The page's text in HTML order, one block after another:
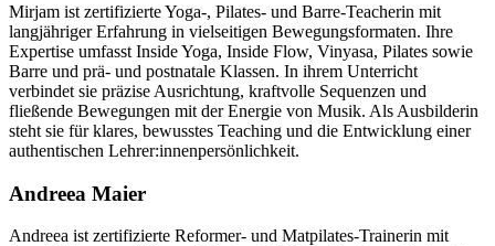
Mirjam ist zertifizierte Yoga-, Pilates- und Barre-Teacherin mit
langjähriger Erfahrung in vielseitigen Bewegungsformaten. Ihre
Expertise umfasst Inside Yoga, Inside Flow, Vinyasa, Pilates sowie
Barre und prä- und postnatale Klassen. In ihrem Unterricht
verbindet sie präzise Ausrichtung, kraftvolle Sequenzen und
fließende Bewegungen mit der Energie von Musik. Als Ausbilderin
steht sie für klares, bewusstes Teaching und die Entwicklung einer
authentischen Lehrer:innenpersönlichkeit.
Andreea Maier
Andreea ist zertifizierte Reformer- und Matpilates-Trainerin mit